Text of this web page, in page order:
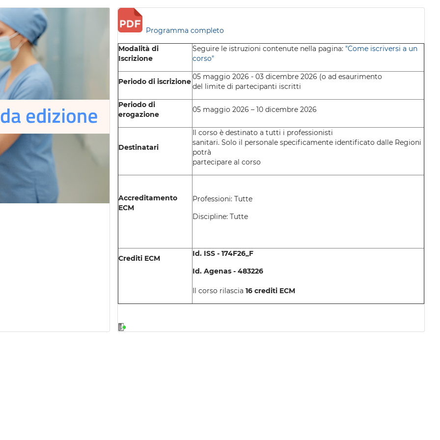
Programma completo
Modalità di
Iscrizione
Seguire le istruzioni contenute nella pagina: "Come iscriversi a un
corso"
Periodo di iscrizione
05 maggio 2026 - 03 dicembre 2026 (o ad esaurimento
del limite di partecipanti iscritti
Periodo di
erogazione
05 maggio 2026 – 10 dicembre 2026
Destinatari
Il corso è destinato a tutti i professionisti
sanitari. Solo il personale specificamente identificato dalle Regioni
potrà
partecipare al corso
Accreditamento
ECM
Professioni: Tutte
Discipline: Tutte
Crediti ECM
Id. ISS - 174F26_F
Id. Agenas - 483226
Il corso rilascia 16 crediti ECM